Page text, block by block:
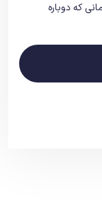
که دوباره